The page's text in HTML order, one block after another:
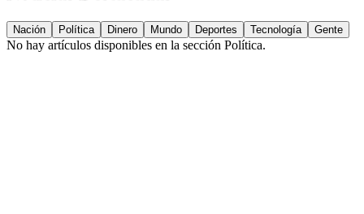
Nación Política Dinero Mundo Deportes Tecnología Gente
No hay artículos disponibles en la sección Política.